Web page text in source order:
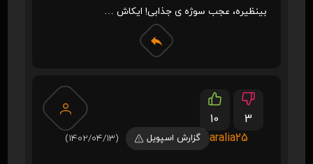
بینظیره، عجب سوژه ی جذابی! ایکاش …
10
3
aralia25
گزارش اسپویل (1402/04/13)